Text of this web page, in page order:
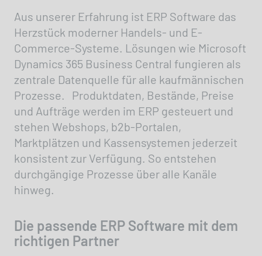
Aus unserer Erfahrung ist ERP Software das
Herzstück moderner Handels- und E-
Commerce-Systeme. Lösungen wie Microsoft
Dynamics 365 Business Central fungieren als
zentrale Datenquelle für alle kaufmännischen
Prozesse. Produktdaten, Bestände, Preise
und Aufträge werden im ERP gesteuert und
stehen Webshops, b2b-Portalen,
Marktplätzen und Kassensystemen jederzeit
konsistent zur Verfügung. So entstehen
durchgängige Prozesse über alle Kanäle
hinweg.
Die passende ERP Software mit dem
richtigen Partner